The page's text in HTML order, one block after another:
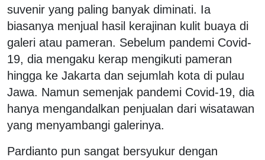
suvenir yang paling banyak diminati. Ia
biasanya menjual hasil kerajinan kulit buaya di
galeri atau pameran. Sebelum pandemi Covid-
19, dia mengaku kerap mengikuti pameran
hingga ke Jakarta dan sejumlah kota di pulau
Jawa. Namun semenjak pandemi Covid-19, dia
hanya mengandalkan penjualan dari wisatawan
yang menyambangi galerinya.
Pardianto pun sangat bersyukur dengan